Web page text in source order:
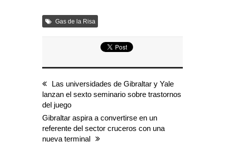
Gas de la Risa
Las universidades de Gibraltar y Yale
lanzan el sexto seminario sobre trastornos
del juego
Gibraltar aspira a convertirse en un
referente del sector cruceros con una
nueva terminal